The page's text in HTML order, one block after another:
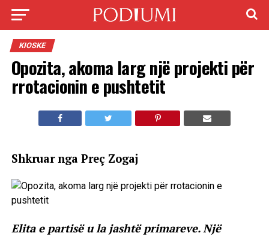
KIOSKE
Opozita, akoma larg një projekti për
rrotacionin e pushtetit
Shkruar nga Preç Zogaj
Elita e partisë u la jashtë primareve. Një